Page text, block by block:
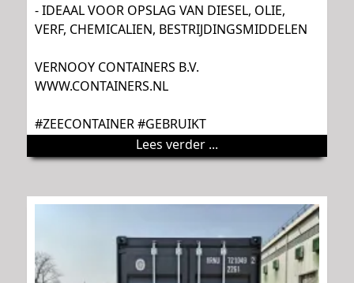
- IDEAAL VOOR OPSLAG VAN DIESEL, OLIE,
VERF, CHEMICALIEN, BESTRIJDINGSMIDDELEN
VERNOOY CONTAINERS B.V.
WWW.CONTAINERS.NL
#ZEECONTAINER #GEBRUIKT
Lees verder ...